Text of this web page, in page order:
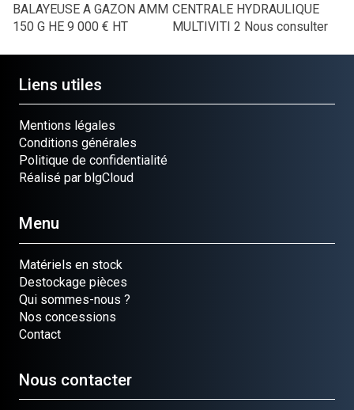
BALAYEUSE A GAZON AMM
150 G HE 9 000 € HT
CENTRALE HYDRAULIQUE
MULTIVITI 2 Nous consulter
Liens utiles
Mentions légales
Conditions générales
Politique de confidentialité
Réalisé par blgCloud
Menu
Matériels en stock
Destockage pièces
Qui sommes-nous ?
Nos concessions
Contact
Nous contacter